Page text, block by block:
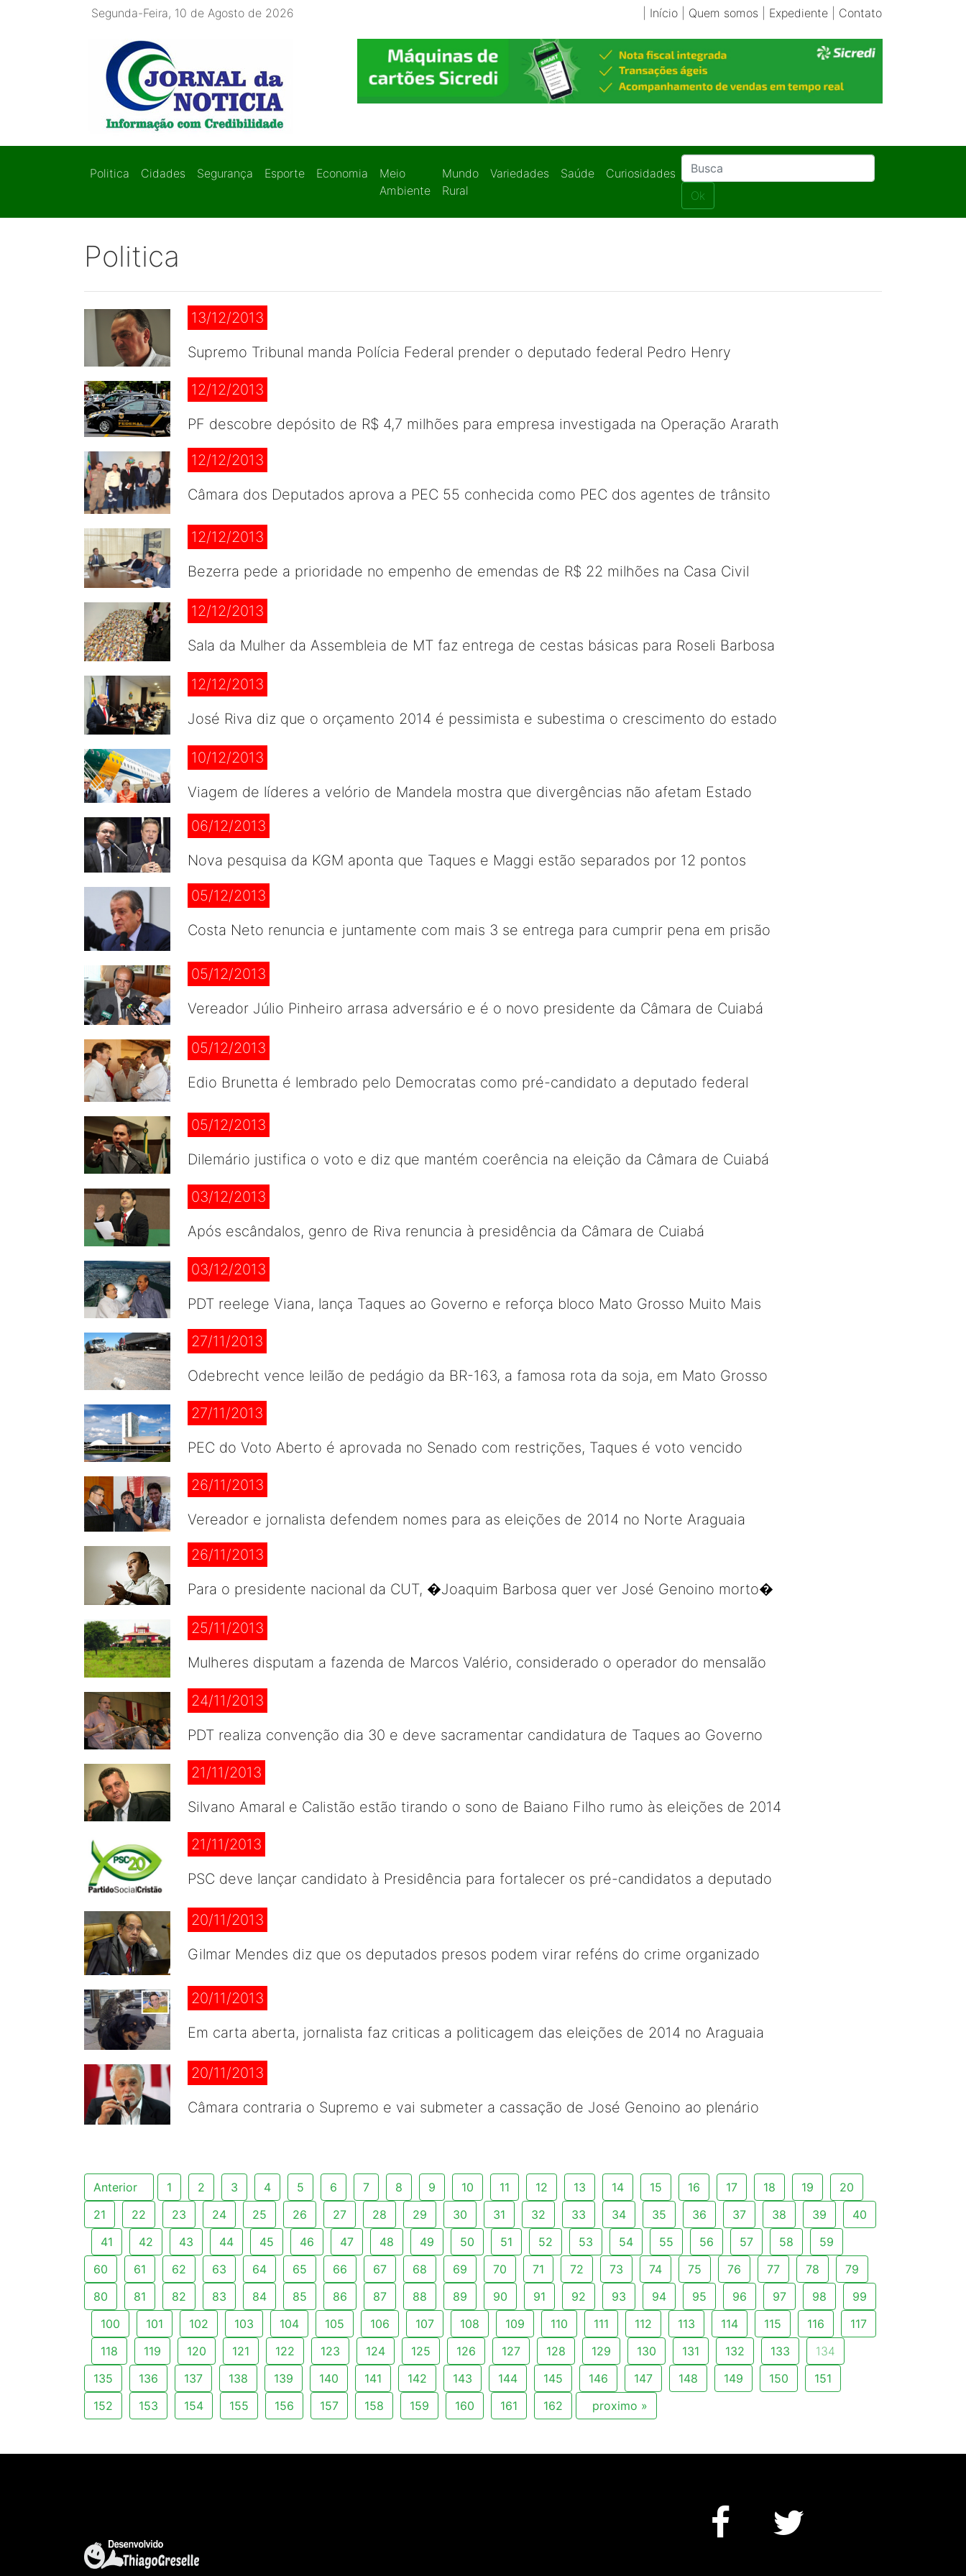
Segunda-Feira, 10 de Agosto de 2026 Início| Quem somos Expediente| Contato
Politica Cidades Segurança Esporte Economia
Meio
Ambiente
Mundo
Rural
Variedades Saúde
Curiosidades
Ok
Politica
13/12/2013
Supremo Tribunal manda Polícia Federal prender o deputado federal Pedro Henry
12/12/2013
PF descobre depósito de R$ 4,7 milhões para empresa investigada na Operação Ararath
12/12/2013
Câmara dos Deputados aprova a PEC 55 conhecida como PEC dos agentes de trânsito
12/12/2013
Bezerra pede a prioridade no empenho de emendas de R$ 22 milhões na Casa Civil
12/12/2013
Sala da Mulher da Assembleia de MT faz entrega de cestas básicas para Roseli Barbosa
12/12/2013
José Riva diz que o orçamento 2014 é pessimista e subestima o crescimento do estado
10/12/2013
Viagem de líderes a velório de Mandela mostra que divergências não afetam Estado
06/12/2013
Nova pesquisa da KGM aponta que Taques e Maggi estão separados por 12 pontos
05/12/2013
Costa Neto renuncia e juntamente com mais 3 se entrega para cumprir pena em prisão
05/12/2013
Vereador Júlio Pinheiro arrasa adversário e é o novo presidente da Câmara de Cuiabá
05/12/2013
Edio Brunetta é lembrado pelo Democratas como pré-candidato a deputado federal
05/12/2013
Dilemário justifica o voto e diz que mantém coerência na eleição da Câmara de Cuiabá
03/12/2013
Após escândalos, genro de Riva renuncia à presidência da Câmara de Cuiabá
03/12/2013
PDT reelege Viana, lança Taques ao Governo e reforça bloco Mato Grosso Muito Mais
27/11/2013
Odebrecht vence leilão de pedágio da BR-163, a famosa rota da soja, em Mato Grosso
27/11/2013
PEC do Voto Aberto é aprovada no Senado com restrições, Taques é voto vencido
26/11/2013
Vereador e jornalista defendem nomes para as eleições de 2014 no Norte Araguaia
26/11/2013
Para o presidente nacional da CUT, �Joaquim Barbosa quer ver José Genoino morto�
25/11/2013
Mulheres disputam a fazenda de Marcos Valério, considerado o operador do mensalão
24/11/2013
PDT realiza convenção dia 30 e deve sacramentar candidatura de Taques ao Governo
21/11/2013
Silvano Amaral e Calistão estão tirando o sono de Baiano Filho rumo às eleições de 2014
21/11/2013
PSC deve lançar candidato à Presidência para fortalecer os pré-candidatos a deputado
20/11/2013
Gilmar Mendes diz que os deputados presos podem virar reféns do crime organizado
20/11/2013
Em carta aberta, jornalista faz criticas a politicagem das eleições de 2014 no Araguaia
20/11/2013
Câmara contraria o Supremo e vai submeter a cassação de José Genoino ao plenário
Anterior 1 2 3 4 5 6 7 8 9 10 11 12 13 14 15 16 17 18 19
20
21
22 23 24 25 26 27 28 29 30 31 32 33 34 35 36 37 38 39
40
41
42 43 44 45 46 47 48 49 50 51 52 53 54 55 56 57 58
59
60
61 62 63 64 65 66 67 68 69 70 71 72 73 74 75 76 77 78
79
80
81 82 83 84 85 86 87 88 89 90 91 92 93 94 95 96 97 98
99
100
101 102 103 104 105 106 107 108 109 110 111 112 113 114 115 116
117
118
119 120 121 122 123 124 125 126 127 128 129 130 131 132 133
134
135
136 137 138 139 140 141 142 143 144 145 146 147 148 149 150
151
152
153 154 155 156 157 158 159 160 161 162 proximo »